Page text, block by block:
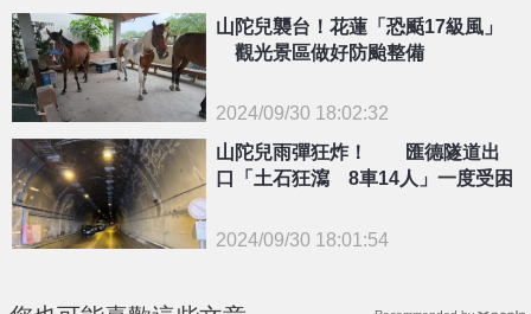
{PLAYICON}
{PLAYICON}
山陀兒襲台！花蓮「恐颳17級風」
觀光景區做好防颱整備
2024/09/30 18:02:32
山陀兒雨彈狂炸！ 匯德隧道出
口「土石狂瀉 8車14人」一度受困
2024/09/30 18:01:54